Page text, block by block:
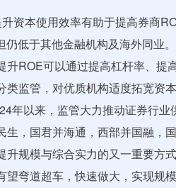
资本使用效率有助于提高券商
低于其他金融机构及海外同业
ROE可以通过提高杠杆率、提
监管，对优质机构适度拓宽资
年以来，监管大力推动证券行
，国君并海通，西部并国融，
规模与综合实力的又一重要方
弯道超车，快速做大，实现规模